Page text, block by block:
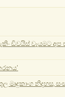
ඩිවයිස් වෑයමට
නිදහස,